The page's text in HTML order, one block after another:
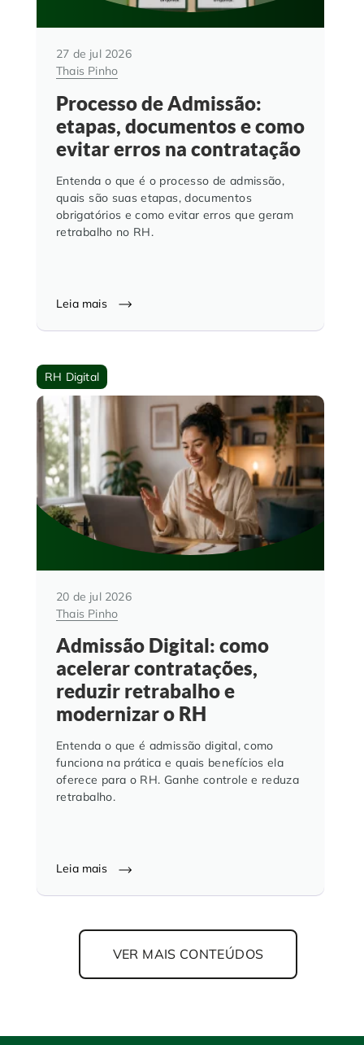
27 de jul 2026
Thais Pinho
Processo de Admissão:
etapas, documentos e como
evitar erros na contratação
Entenda o que é o processo de admissão,
quais são suas etapas, documentos
obrigatórios e como evitar erros que geram
retrabalho no RH.
Leia mais
RH Digital
20 de jul 2026
Thais Pinho
Admissão Digital: como
acelerar contratações,
reduzir retrabalho e
modernizar o RH
Entenda o que é admissão digital, como
funciona na prática e quais benefícios ela
oferece para o RH. Ganhe controle e reduza
retrabalho.
Leia mais
VER MAIS CONTEÚDOS